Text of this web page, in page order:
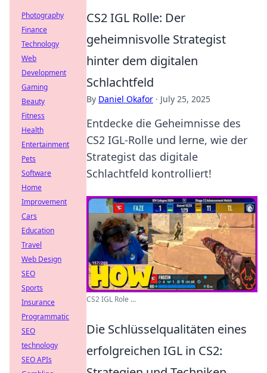
CS2 IGL Rolle: Der
geheimnisvolle Strategist
hinter dem digitalen
Schlachtfeld
By Daniel Okafor · July 25, 2025
Entdecke die Geheimnisse des
CS2 IGL-Rolle und lerne, wie der
Strategist das digitale
Schlachtfeld kontrolliert!
CS2 IGL Role ...
Die Schlüsselqualitäten eines
erfolgreichen IGL in CS2:
Photography
Finance
Technology
Web
Development
Gaming
Beauty
Fitness
Health
Entertainment
Pets
Software
Home
Improvement
Cars
Education
Travel
Web Design
SEO
Sports
Insurance
Programmatic
SEO
technology
SEO APIs